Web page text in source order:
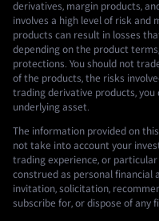
derivatives, margin products,
involves a high level of risk and
products can result in losses
depending on the product
protections. You should not
of the products, the risks
trading derivative products,
underlying asset.
The information provided on
not take into account your
trading experience, or
construed as personal financial
invitation, solicitation,
subscribe for, or dispose of any